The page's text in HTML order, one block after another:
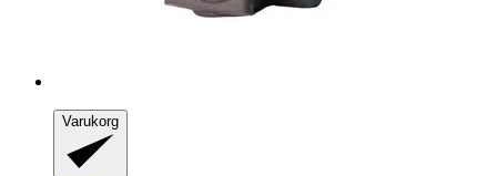
Varukorg